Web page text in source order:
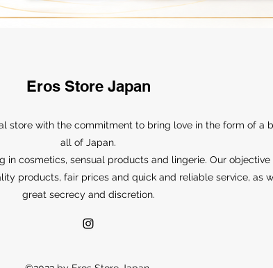
Eros Store Japan
store with the commitment to bring love in the form of a
all of Japan.
in cosmetics, sensual products and lingerie. Our
products, fair prices and quick and reliable service, as
great secrecy and discretion.